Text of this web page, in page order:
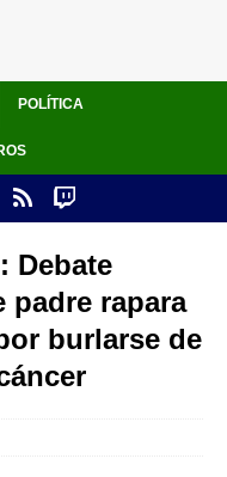
POLÍTICA
Debate
padre rapara
burlarse de